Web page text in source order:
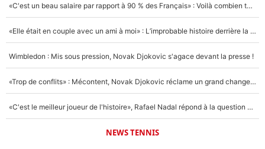
«C'est un beau salaire par rapport à 90 % des Français» : Voilà combien touchait Nelson Monfort sur France Télévisions avant de rejoindre CNews
«Elle était en couple avec un ami à moi» : L’improbable histoire derrière la «seule relation longue» de Novak Djokovic
Wimbledon : Mis sous pression, Novak Djokovic s'agace devant la presse !
«Trop de conflits» : Mécontent, Novak Djokovic réclame un grand changement !
«C'est le meilleur joueur de l'histoire», Rafael Nadal répond à la question que tout le monde se pose !
NEWS TENNIS